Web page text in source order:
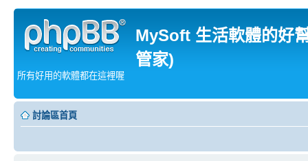
MySoft 生活軟體的好
管家)
所有好用的軟體都在這裡喔
討論區首頁